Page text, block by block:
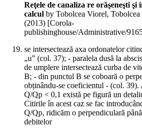
Reţele de canaliza re orăşeneşti şi
calcul by Tobolcea Viorel,
(2013) [Corola-
publishinghouse/Administrative/
se intersectează axa ordonatelor
„u” (col. 37); - paralela dusă la
de umplere intersectează curba de
B; - din punctul B se coboară o
obținându-se coeficientul - (col.
Q/Qp < 0,1 există pe figură un
Citirile în acest caz se fac
Q/Qp, ridicăm o perpendiculară
debitelor